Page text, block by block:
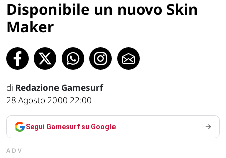
Disponibile un nuovo Skin
Maker
di Redazione Gamesurf
28 Agosto 2000 22:00
Segui Gamesurf su Google
ADV